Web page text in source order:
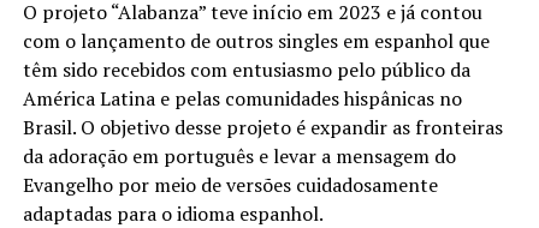
O projeto “Alabanza” teve início em 2023 e já contou
com o lançamento de outros singles em espanhol que
têm sido recebidos com entusiasmo pelo público da
América Latina e pelas comunidades hispânicas no
Brasil. O objetivo desse projeto é expandir as fronteiras
da adoração em português e levar a mensagem do
Evangelho por meio de versões cuidadosamente
adaptadas para o idioma espanhol.